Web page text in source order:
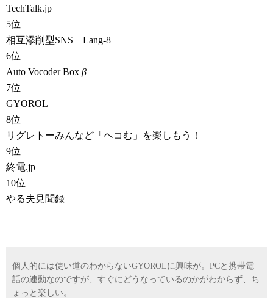
TechTalk.jp
5位
相互添削型SNS Lang-8
6位
Auto Vocoder Box β
7位
GYOROL
8位
リグレトーみんなど「ヘコむ」を楽しもう！
9位
終電.jp
10位
やる夫見聞録
個人的には使い道のわからないGYOROLに興味が。PCと携帯電
話の連動なのですが、すぐにどうなっているのかがわからず、ち
ょっと楽しい。